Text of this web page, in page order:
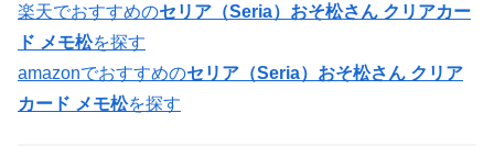
楽天でおすすめのセリア（Seria）おそ松さん クリアカー
ド メモ松を探す
amazonでおすすめのセリア（Seria）おそ松さん クリア
カード メモ松を探す